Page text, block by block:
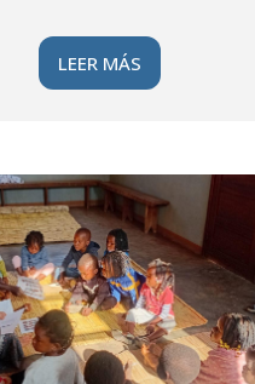
LEER MÁS